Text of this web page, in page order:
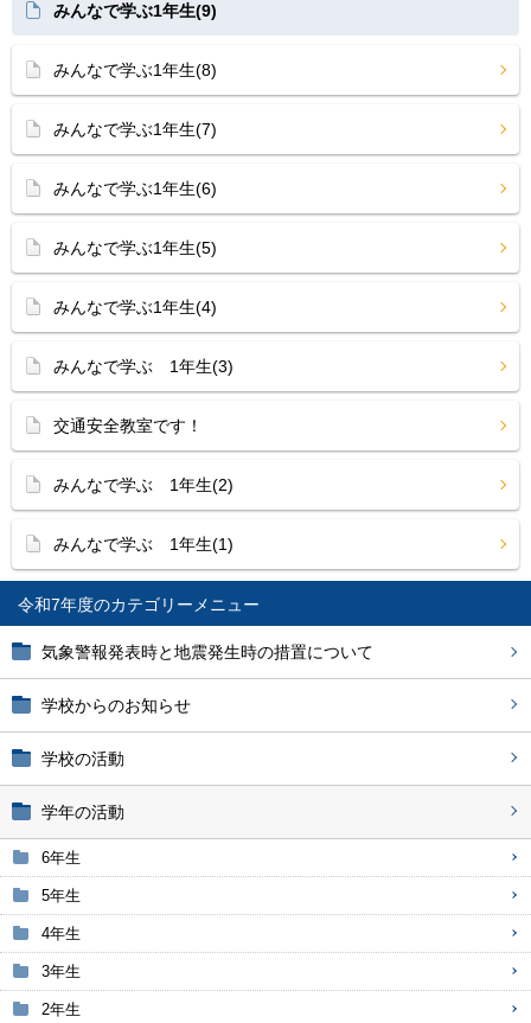
令和7年度
気象警報発表時と地震発生時の措置について
学校からのお知らせ
学校の活動
学年の活動
6年生
5年生
4年生
3年生
2年生
みんなで学ぶ1年生(9)
みんなで学ぶ1年生(8)
みんなで学ぶ1年生(7)
みんなで学ぶ1年生(6)
みんなで学ぶ1年生(5)
みんなで学ぶ1年生(4)
みんなで学ぶ 1年生(3)
交通安全教室です！
みんなで学ぶ 1年生(2)
みんなで学ぶ 1年生(1)